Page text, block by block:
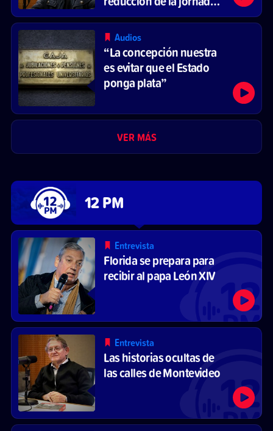
laboral
Audios
“La concepción nuestra
es evitar que el Estado
ponga plata”
VER MÁS
12 PM
Entrevista
Florida se prepara para
recibir al papa León XIV
Entrevista
Las historias ocultas de
las calles de Montevideo